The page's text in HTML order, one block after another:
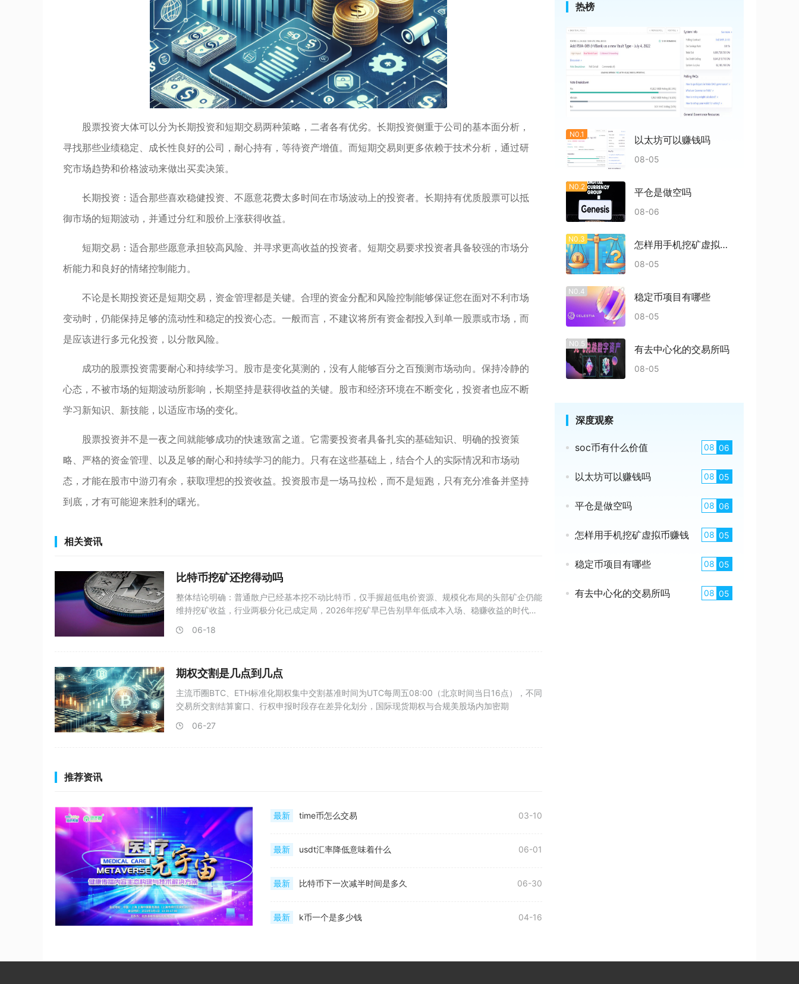
股票投资大体可以分为长期投资和短期交易两种策略，二者各有优劣。长期投资侧重于公司的基本面分析，
寻找那些业绩稳定、成长性良好的公司，耐心持有，等待资产增值。而短期交易则更多依赖于技术分析，通过研
究市场趋势和价格波动来做出买卖决策。
长期投资：适合那些喜欢稳健投资、不愿意花费太多时间在市场波动上的投资者。长期持有优质股票可以抵
御市场的短期波动，并通过分红和股价上涨获得收益。
短期交易：适合那些愿意承担较高风险、并寻求更高收益的投资者。短期交易要求投资者具备较强的市场分
析能力和良好的情绪控制能力。
不论是长期投资还是短期交易，资金管理都是关键。合理的资金分配和风险控制能够保证您在面对不利市场
变动时，仍能保持足够的流动性和稳定的投资心态。一般而言，不建议将所有资金都投入到单一股票或市场，而
是应该进行多元化投资，以分散风险。
成功的股票投资需要耐心和持续学习。股市是变化莫测的，没有人能够百分之百预测市场动向。保持冷静的
心态，不被市场的短期波动所影响，长期坚持是获得收益的关键。股市和经济环境在不断变化，投资者也应不断
学习新知识、新技能，以适应市场的变化。
股票投资并不是一夜之间就能够成功的快速致富之道。它需要投资者具备扎实的基础知识、明确的投资策
略、严格的资金管理、以及足够的耐心和持续学习的能力。只有在这些基础上，结合个人的实际情况和市场动
态，才能在股市中游刃有余，获取理想的投资收益。投资股市是一场马拉松，而不是短跑，只有充分准备并坚持
到底，才有可能迎来胜利的曙光。
相关资讯
比特币挖矿还挖得动吗
整体结论明确：普通散户已经基本挖不动比特币，仅手握超低电价资源、规模化布局的头部矿企仍能
维持挖矿收益，行业两极分化已成定局，2026年挖矿早已告别早年低成本入场、稳赚收益的时代。
06-18
期权交割是几点到几点
主流币圈BTC、ETH标准化期权集中交割基准时间为UTC每周五08:00（北京时间当日16点），不同
交易所交割结算窗口、行权申报时段存在差异化划分，国际现货期权与合规美股场内加密期
06-27
推荐资讯
最新 time币怎么交易 03-10
最新 usdt汇率降低意味着什么 06-01
最新 比特币下一次减半时间是多久 06-30
最新 k币一个是多少钱 04-16
热榜
N0.1 以太坊可以赚钱吗
08-05
N0.2 平仓是做空吗
08-06
N0.3 怎样用手机挖矿虚拟币赚钱
08-05
N0.4 稳定币项目有哪些
08-05
N0.5 有去中心化的交易所吗
08-05
深度观察
soc币有什么价值 08 06
以太坊可以赚钱吗 08 05
平仓是做空吗 08 06
怎样用手机挖矿虚拟币赚钱 08 05
稳定币项目有哪些 08 05
有去中心化的交易所吗 08 05